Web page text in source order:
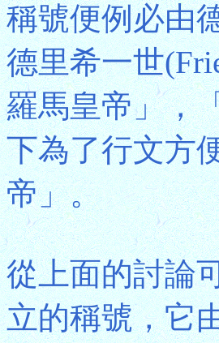
稱號便例必由
德里希一世
羅馬皇帝」，
下為了行文方
帝」。
從上面的討論
立的稱號，它